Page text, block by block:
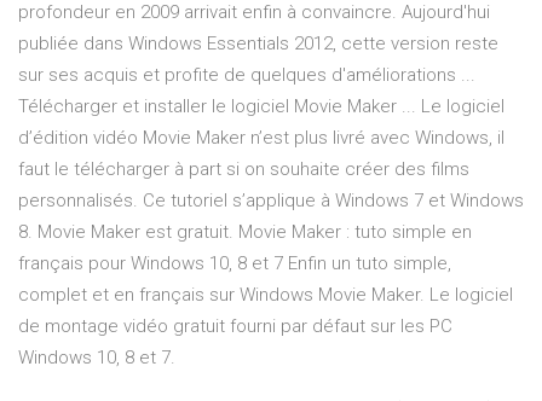
profondeur en 2009 arrivait enfin à convaincre. Aujourd'hui
publiée dans Windows Essentials 2012, cette version reste
sur ses acquis et profite de quelques d'améliorations ...
Télécharger et installer le logiciel Movie Maker ... Le logiciel
d’édition vidéo Movie Maker n’est plus livré avec Windows, il
faut le télécharger à part si on souhaite créer des films
personnalisés. Ce tutoriel s’applique à Windows 7 et Windows
8. Movie Maker est gratuit. Movie Maker : tuto simple en
français pour Windows 10, 8 et 7 Enfin un tuto simple,
complet et en français sur Windows Movie Maker. Le logiciel
de montage vidéo gratuit fourni par défaut sur les PC
Windows 10, 8 et 7.